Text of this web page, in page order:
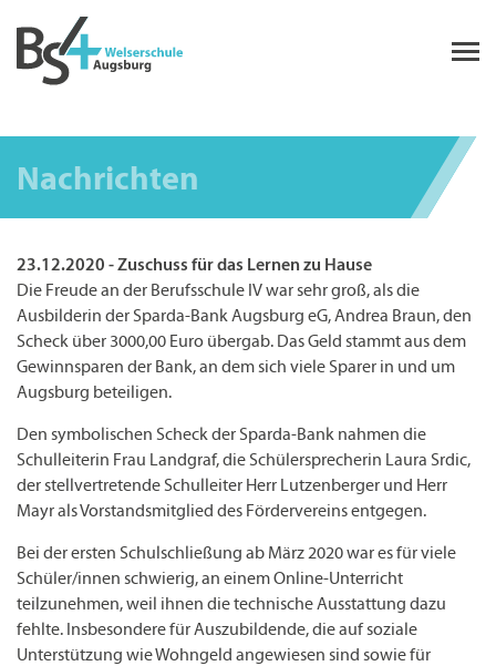
Nachrichten
23.12.2020 - Zuschuss für das Lernen zu Hause
Die Freude an der Berufsschule IV war sehr groß, als die
Ausbilderin der Sparda-Bank Augsburg eG, Andrea Braun, den
Scheck über 3000,00 Euro übergab. Das Geld stammt aus dem
Gewinnsparen der Bank, an dem sich viele Sparer in und um
Augsburg beteiligen.
Den symbolischen Scheck der Sparda-Bank nahmen die
Schulleiterin Frau Landgraf, die Schülersprecherin Laura Srdic,
der stellvertretende Schulleiter Herr Lutzenberger und Herr
Mayr als Vorstandsmitglied des Fördervereins entgegen.
Bei der ersten Schulschließung ab März 2020 war es für viele
Schüler/innen schwierig, an einem Online-Unterricht
teilzunehmen, weil ihnen die technische Ausstattung dazu
fehlte. Insbesondere für Auszubildende, die auf soziale
Unterstützung wie Wohngeld angewiesen sind sowie für